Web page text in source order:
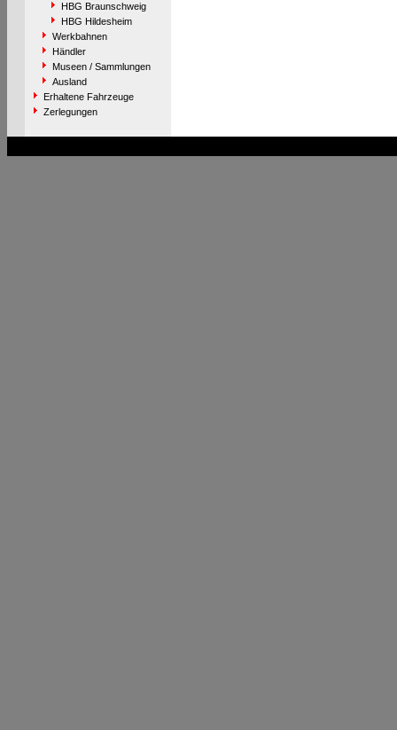
HBG Braunschweig
HBG Hildesheim
Werkbahnen
Händler
Museen / Sammlungen
Ausland
Erhaltene Fahrzeuge
Zerlegungen